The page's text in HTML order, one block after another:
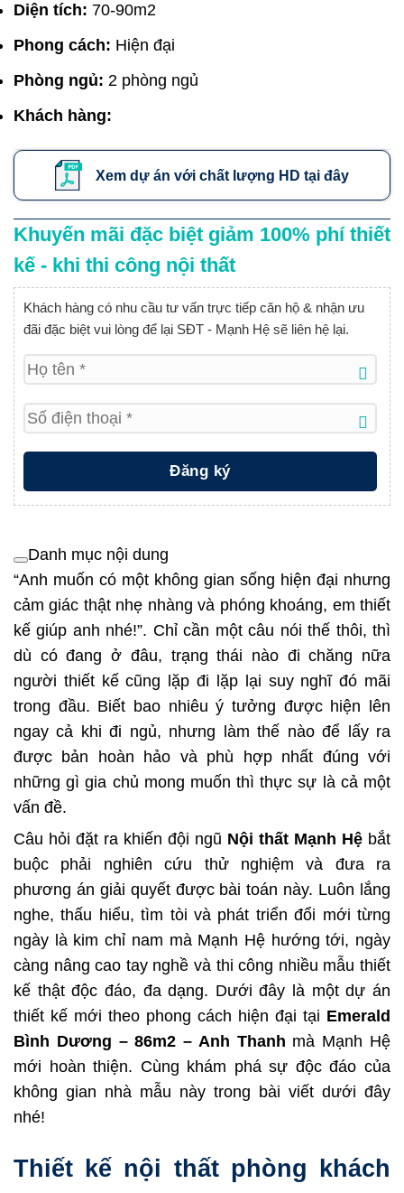
Diện tích: 70-90m2
Phong cách: Hiện đại
Phòng ngủ: 2 phòng ngủ
Khách hàng:
Xem dự án với chất lượng HD tại đây
Khuyến mãi đặc biệt giảm 100% phí thiết
kế - khi thi công nội thất
Khách hàng có nhu cầu tư vấn trực tiếp căn hộ & nhận ưu
đãi đặc biệt vui lòng để lại SĐT - Mạnh Hệ sẽ liên hệ lại.
Danh mục nội dung
“Anh muốn có một không gian sống hiện đại nhưng
cảm giác thật nhẹ nhàng và phóng khoáng, em thiết
kế giúp anh nhé!”. Chỉ cần một câu nói thế thôi, thì
dù có đang ở đâu, trạng thái nào đi chăng nữa
người thiết kế cũng lặp đi lặp lại suy nghĩ đó mãi
trong đầu. Biết bao nhiêu ý tưởng được hiện lên
ngay cả khi đi ngủ, nhưng làm thế nào để lấy ra
được bản hoàn hảo và phù hợp nhất đúng với
những gì gia chủ mong muốn thì thực sự là cả một
vấn đề.
Câu hỏi đặt ra khiến đội ngũ Nội thất Mạnh Hệ bắt
buộc phải nghiên cứu thử nghiệm và đưa ra
phương án giải quyết được bài toán này. Luôn lắng
nghe, thấu hiểu, tìm tòi và phát triển đổi mới từng
ngày là kim chỉ nam mà Mạnh Hệ hướng tới, ngày
càng nâng cao tay nghề và thi công nhiều mẫu thiết
kế thật độc đáo, đa dạng. Dưới đây là một dự án
thiết kế mới theo phong cách hiện đại tại Emerald
Bình Dương – 86m2 – Anh Thanh mà Mạnh Hệ
mới hoàn thiện. Cùng khám phá sự độc đáo của
không gian nhà mẫu này trong bài viết dưới đây
nhé!
Thiết kế nội thất phòng khách